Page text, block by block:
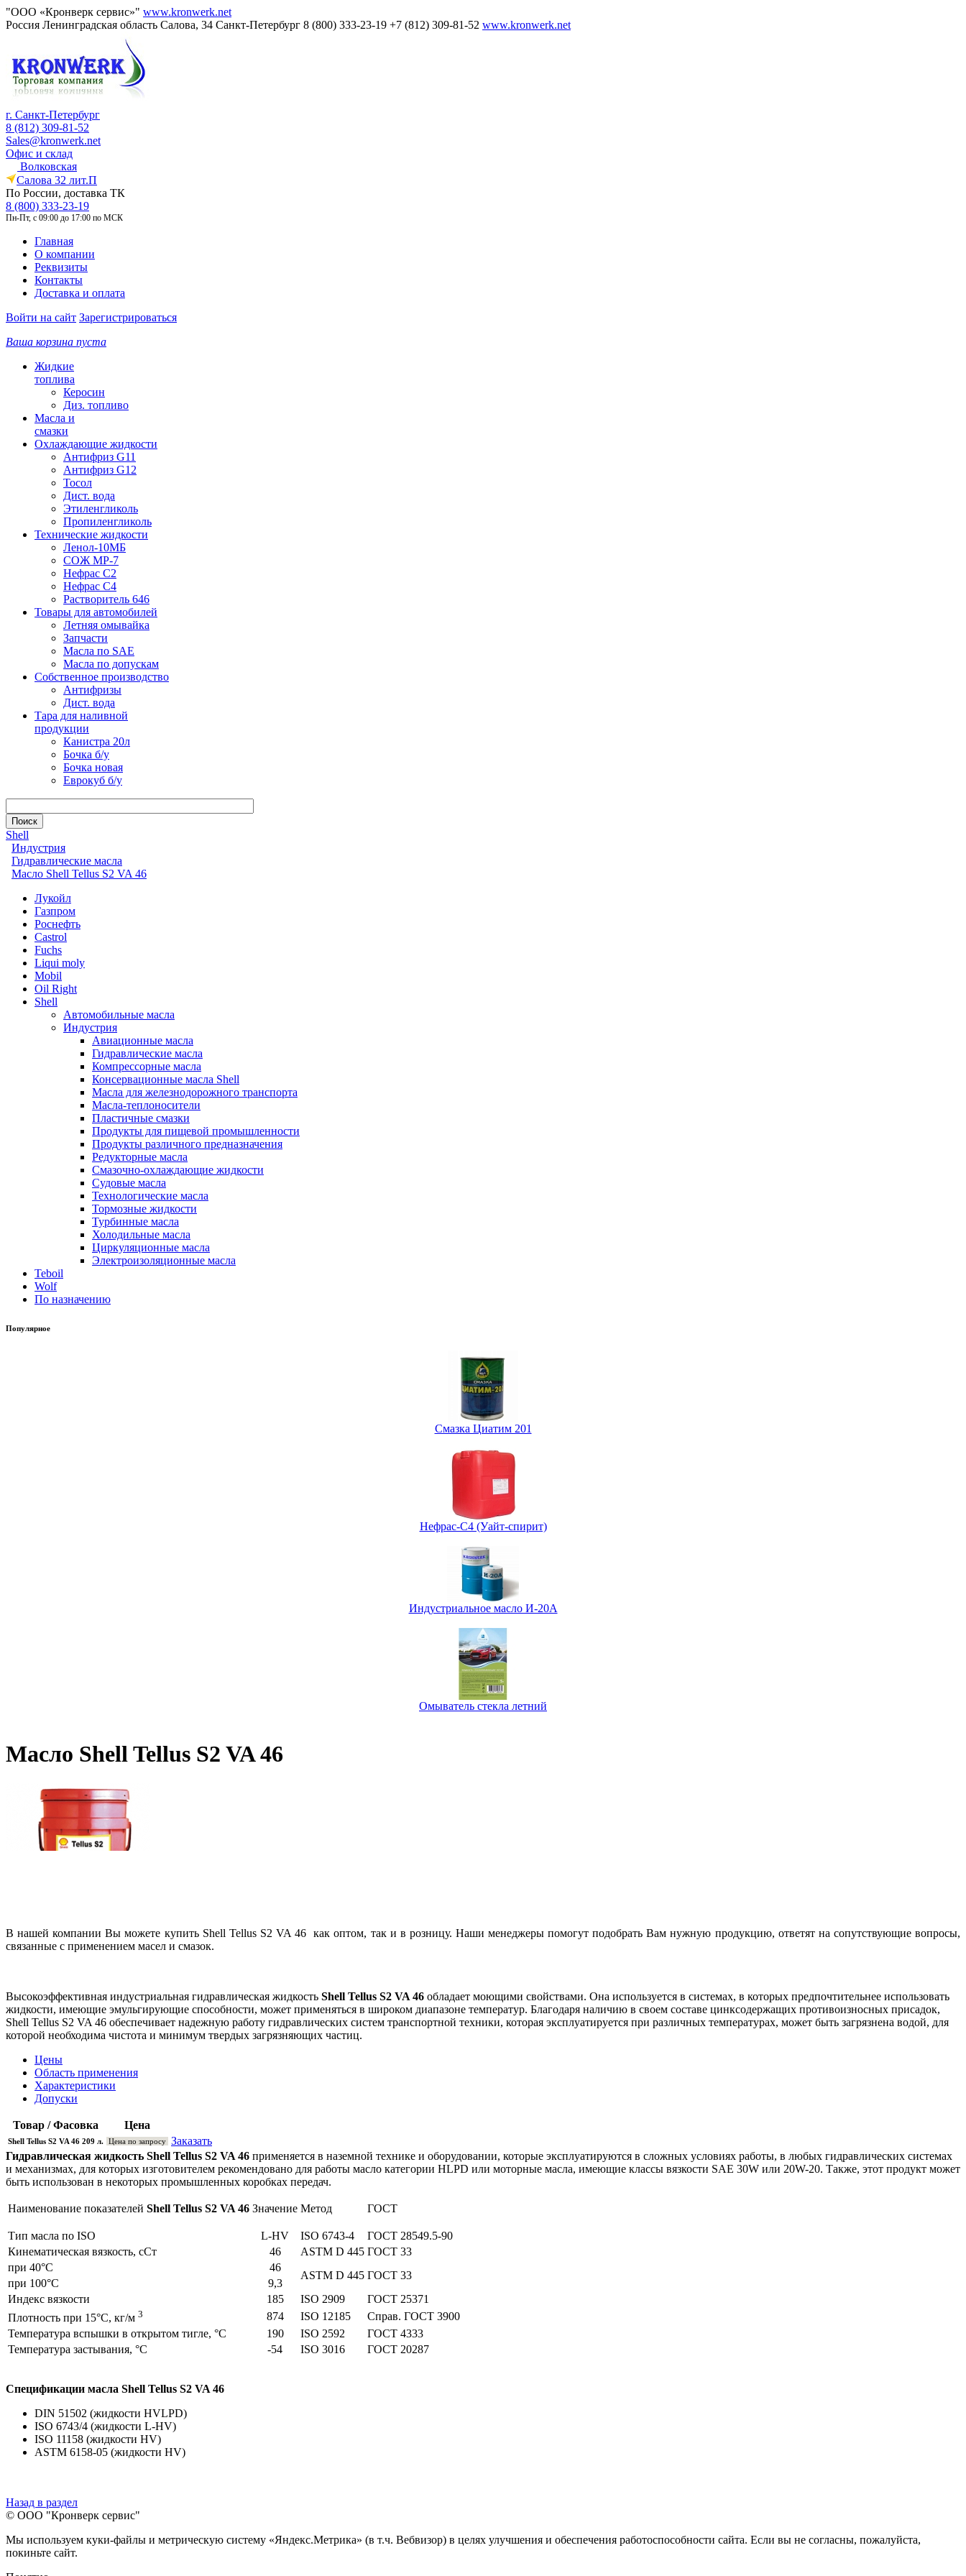
"ООО «Кронверк сервис»" www.kronwerk.net
Россия Ленинградская область Салова, 34 Санкт-Петербург 8 (800) 333-23-19 +7 (812) 309-81-52 www.kronwerk.net
г. Санкт-Петербург
8 (812) 309-81-52
Sales@kronwerk.net
Офис и склад
Волковская
Салова 32 лит.П
По России, доставка ТК
8 (800) 333-23-19
Пн-Пт, с 09:00 до 17:00 по МСК
Главная
О компании
Реквизиты
Контакты
Доставка и оплата
Войти на сайт Зарегистрироваться
Ваша корзина пуста
Жидкие
топлива
Керосин
Диз. топливо
Масла и
смазки
Охлаждающие жидкости
Антифриз G11
Антифриз G12
Тосол
Дист. вода
Этиленгликоль
Пропиленгликоль
Технические жидкости
Ленол-10МБ
СОЖ МР-7
Нефрас С2
Нефрас С4
Растворитель 646
Товары для автомобилей
Летняя омывайка
Запчасти
Масла по SAE
Масла по допускам
Собственное производство
Антифризы
Дист. вода
Тара для наливной
продукции
Канистра 20л
Бочка б/у
Бочка новая
Еврокуб б/у
Shell
Индустрия
Гидравлические масла
Масло Shell Tellus S2 VA 46
Лукойл
Газпром
Роснефть
Castrol
Fuchs
Liqui moly
Mobil
Oil Right
Shell
Автомобильные масла
Индустрия
Авиационные масла
Гидравлические масла
Компрессорные масла
Консервационные масла Shell
Масла для железнодорожного транспорта
Масла-теплоносители
Пластичные смазки
Продукты для пищевой промышленности
Продукты различного предназначения
Редукторные масла
Смазочно-охлаждающие жидкости
Судовые масла
Технологические масла
Тормозные жидкости
Турбинные масла
Холодильные масла
Циркуляционные масла
Электроизоляционные масла
Teboil
Wolf
По назначению
Популярное
Смазка Циатим 201
Нефрас-С4 (Уайт-спирит)
Индустриальное масло И-20А
Омыватель стекла летний
Масло Shell Tellus S2 VA 46
В нашей компании Вы можете купить Shell Tellus S2 VA 46 как оптом, так и в розницу. Наши менеджеры помогут подобрать Вам нужную продукцию, ответят на сопутствующие вопросы,
связанные с применением масел и смазок.
Высокоэффективная индустриальная гидравлическая жидкость Shell Tellus S2 VA 46 обладает моющими свойствами. Она используется в системах, в которых предпочтительнее использовать
жидкости, имеющие эмульгирующие способности, может применяться в широком диапазоне температур. Благодаря наличию в своем составе цинксодержащих противоизносных присадок,
Shell Tellus S2 VA 46 обеспечивает надежную работу гидравлических систем транспортной техники, которая эксплуатируется при различных температурах, может быть загрязнена водой, для
которой необходима чистота и минимум твердых загрязняющих частиц.
Цены
Область применения
Характеристики
Допуски
Товар / Фасовка Цена
Shell Tellus S2 VA 46 209 л. Цена по запросу Заказать
Гидравлическая жидкость Shell Tellus S2 VA 46 применяется в наземной технике и оборудовании, которые эксплуатируются в сложных условиях работы, в любых гидравлических системах
и механизмах, для которых изготовителем рекомендовано для работы масло категории HLPD или моторные масла, имеющие классы вязкости SAE 30W или 20W-20. Также, этот продукт может
быть использован в некоторых промышленных коробках передач.
Наименование показателей Shell Tellus S2 VA 46 Значение Метод ГОСТ
Тип масла по ISO L-HV ISO 6743-4
ГОСТ 28549.5-90
Кинематическая вязкость, сСт
46 ASTM D 445 ГОСТ 33
при 40°С
46
ASTM D 445 ГОСТ 33
при 100°С
9,3
Индекс вязкости
185 ISO 2909
ГОСТ 25371
Плотность при 15°С, кг/м 3 874 ISO 12185
Справ. ГОСТ 3900
Температура вспышки в открытом тигле, °С
190 ISO 2592
ГОСТ 4333
Температура застывания, °С
-54 ISO 3016 ГОСТ 20287
Спецификации масла Shell Tellus S2 VA 46
DIN 51502 (жидкости HVLPD)
ISO 6743/4 (жидкости L-HV)
ISO 11158 (жидкости HV)
ASTM 6158-05 (жидкости HV)
Назад в раздел
© ООО "Кронверк сервис"
Мы используем куки-файлы и метрическую систему «Яндекс.Метрика» (в т.ч. Вебвизор) в целях улучшения и обеспечения работоспособности сайта. Если вы не согласны, пожалуйста,
покиньте сайт.